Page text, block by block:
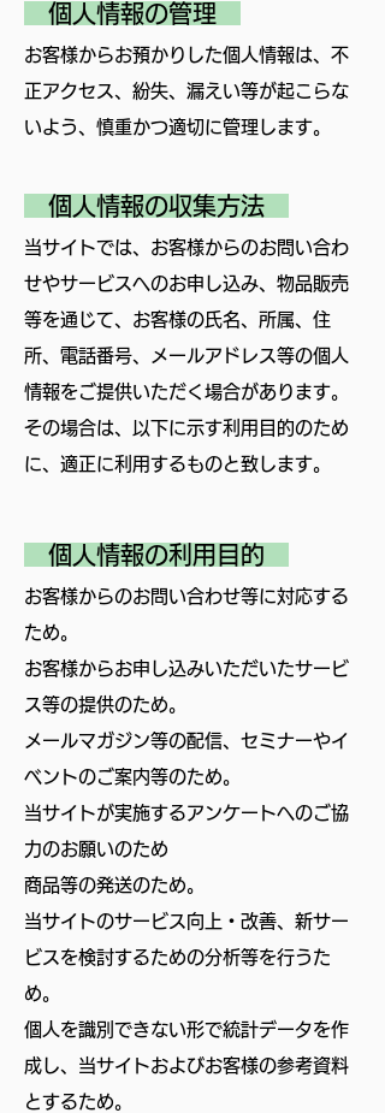
個人情報の管理
お客様からお預かりした個人情報は、不
正アクセス、紛失、漏えい等が起こらな
いよう、慎重かつ適切に管理します。
個人情報の収集方法
当サイトでは、お客様からのお問い合わ
せやサービスへのお申し込み、物品販売
等を通じて、お客様の氏名、所属、住
所、電話番号、メールアドレス等の個人
情報をご提供いただく場合があります。
その場合は、以下に示す利用目的のため
に、適正に利用するものと致します。
個人情報の利用目的
お客様からのお問い合わせ等に対応する
ため。
お客様からお申し込みいただいたサービ
ス等の提供のため。
メールマガジン等の配信、セミナーやイ
ベントのご案内等のため。
当サイトが実施するアンケートへのご協
力のお願いのため
商品等の発送のため。
当サイトのサービス向上・改善、新サー
ビスを検討するための分析等を行うた
め。
個人を識別できない形で統計データを作
成し、当サイトおよびお客様の参考資料
とするため。